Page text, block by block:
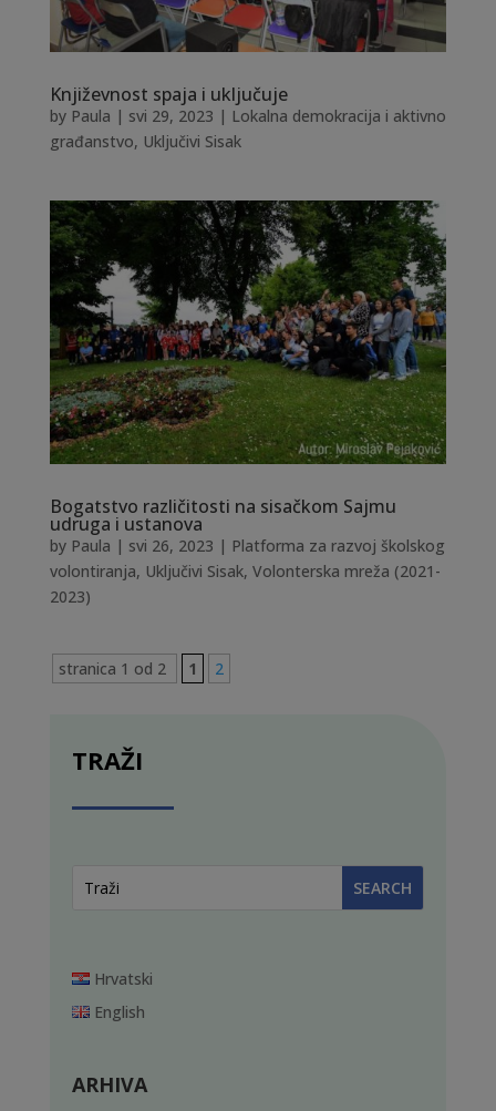
Književnost spaja i uključuje
by Paula | svi 29, 2023 | Lokalna demokracija i aktivno
građanstvo, Uključivi Sisak
Bogatstvo različitosti na sisačkom Sajmu
udruga i ustanova
by Paula | svi 26, 2023 | Platforma za razvoj školskog
volontiranja, Uključivi Sisak, Volonterska mreža (2021-
2023)
stranica 1 od 2 1 2
TRAŽI
Hrvatski
English
ARHIVA